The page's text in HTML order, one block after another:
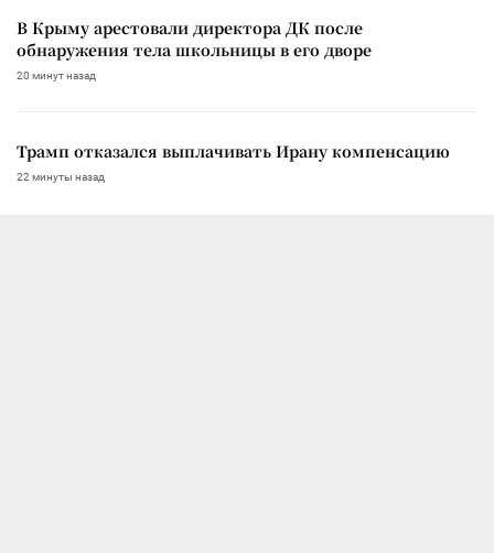
В Крыму арестовали директора ДК после
обнаружения тела школьницы в его дворе
20 минут назад
Трамп отказался выплачивать Ирану компенсацию
22 минуты назад